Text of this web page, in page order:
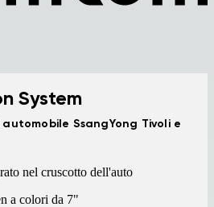
System
SsangYong Tivoli e
nel cruscotto dell'auto
a colori da 7"